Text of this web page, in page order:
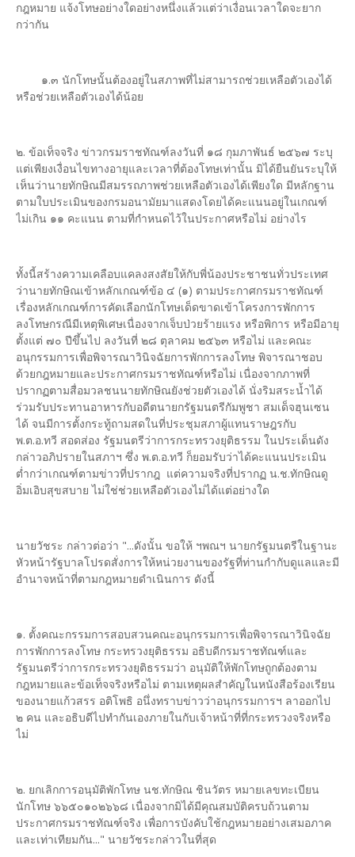
กฎหมาย แจ้งโทษอย่างใดอย่างหนึ่งแล้วแต่ว่าเงื่อนเวลาใดจะยาก
กว่ากัน
๑.๓ นักโทษนั้นต้องอยู่ในสภาพที่ไม่สามารถช่วยเหลือตัวเองได้
หรือช่วยเหลือตัวเองได้น้อย
๒. ข้อเท็จจริง ข่าวกรมราชทัณฑ์ลงวันที่ ๑๘ กุมภาพันธ์ ๒๕๖๗ ระบุ
แต่เพียงเงื่อนไขทางอายุและเวลาที่ต้องโทษเท่านั้น มิได้ยืนยันระบุให้
เห็นว่านายทักษิณมีสมรรถภาพช่วยเหลือตัวเองได้เพียงใด มีหลักฐาน
ตามใบประเมินของกรมอนามัยมาแสดงโดยได้คะแนนอยู่ในเกณฑ์
ไม่เกิน ๑๑ คะแนน ตามที่กำหนดไว้ในประกาศหรือไม่ อย่างไร
ทั้งนี้สร้างความเคลือบแคลงสงสัยให้กับพี่น้องประชาชนทั่วประเทศ
ว่านายทักษิณเข้าหลักเกณฑ์ข้อ ๔ (๑) ตามประกาศกรมราชทัณฑ์
เรื่องหลักเกณฑ์การคัดเลือกนักโทษเด็ดขาดเข้าโครงการพักการ
ลงโทษกรณีมีเหตุพิเศษเนื่องจากเจ็บป่วยร้ายแรง หรือพิการ หรือมีอายุ
ตั้งแต่ ๗๐ ปีขึ้นไป ลงวันที่ ๒๘ ตุลาคม ๒๕๖๓ หรือไม่ และคณะ
อนุกรรมการเพื่อพิจารณาวินิจฉัยการพักการลงโทษ พิจารณาชอบ
ด้วยกฎหมายและประกาศกรมราชทัณฑ์หรือไม่ เนื่องจากภาพที่
ปรากฏตามสื่อมวลชนนายทักษิณยังช่วยตัวเองได้ นั่งริมสระน้ำได้
ร่วมรับประทานอาหารกับอดีตนายกรัฐมนตรีกัมพูชา สมเด็จฮุนเซน
ได้ จนมีการตั้งกระทู้ถามสดในที่ประชุมสภาผู้แทนราษฎรกับ
พ.ต.อ.ทวี สอดส่อง รัฐมนตรีว่าการกระทรวงยุติธรรม ในประเด็นดัง
กล่าวอภิปรายในสภาฯ ซึ่ง พ.ต.อ.ทวี ก็ยอมรับว่าได้คะแนนประเมิน
ต่ำกว่าเกณฑ์ตามข่าวที่ปรากฎ แต่ความจริงที่ปรากฏ น.ช.ทักษิณดู
อิ่มเอิบสุขสบาย ไม่ใช่ช่วยเหลือตัวเองไม่ได้แต่อย่างใด
นายวัชระ กล่าวต่อว่า "...ดังนั้น ขอให้ ฯพณฯ นายกรัฐมนตรีในฐานะ
หัวหน้ารัฐบาลโปรดสั่งการให้หน่วยงานของรัฐที่ท่านกำกับดูแลและมี
อำนาจหน้าที่ตามกฎหมายดำเนินการ ดังนี้
๑. ตั้งคณะกรรมการสอบสวนคณะอนุกรรมการเพื่อพิจารณาวินิจฉัย
การพักการลงโทษ กระทรวงยุติธรรม อธิบดีกรมราชทัณฑ์และ
รัฐมนตรีว่าการกระทรวงยุติธรรมว่า อนุมัติให้พักโทษถูกต้องตาม
กฎหมายและข้อเท็จจริงหรือไม่ ตามเหตุผลสำคัญในหนังสือร้องเรียน
ของนายแก้วสรร อติโพธิ อนึ่งทราบข่าวว่าอนุกรรมการฯ ลาออกไป
๒ คน และอธิบดีไปทำกันเองภายในกับเจ้าหน้าที่ที่กระทรวงจริงหรือ
ไม่
๒. ยกเลิกการอนุมัติพักโทษ นช.ทักษิณ ชินวัตร หมายเลขทะเบียน
นักโทษ ๖๖๕๐๑๐๒๖๖๘ เนื่องจากมิได้มีคุณสมบัติครบถ้วนตาม
ประกาศกรมราชทัณฑ์จริง เพื่อการบังคับใช้กฎหมายอย่างเสมอภาค
และเท่าเทียมกัน..." นายวัชระกล่าวในที่สุด